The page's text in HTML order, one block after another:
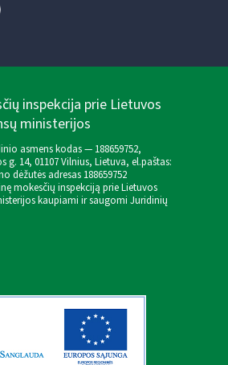
inspekcija prie Lietuvos
ministerijos
asmens kodas — 188659752,
g. 14, 01107 Vilnius, Lietuva, el.paštas:
dėžutės adresas 188659752
mokesčių inspekciją prie Lietuvos
kaupiami ir saugomi Juridinių